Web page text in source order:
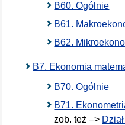
B60. Ogólnie
B61.
B62.
B7. Ekonomia
B70. Ogólnie
B71.
zob. też –>